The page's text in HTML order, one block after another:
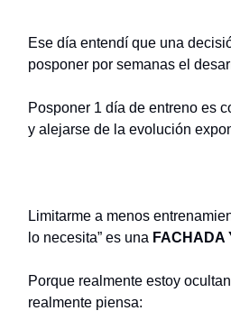
Ese día entendí que una
posponer por semanas el
Posponer 1 día de entreno es
y alejarse de la evolución
Limitarme a menos
lo necesita” es una FACHADA
Porque realmente estoy
realmente piensa: